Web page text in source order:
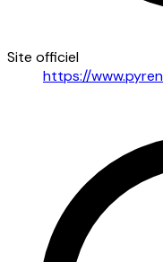
Site officiel
https://